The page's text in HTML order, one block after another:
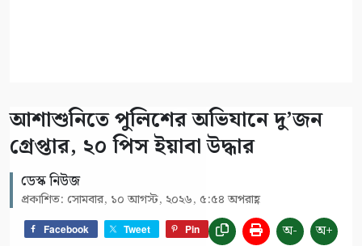
আশাশুনিতে পুলিশের অভিযানে দু’জন
গ্রেপ্তার, ২০ পিস ইয়াবা উদ্ধার
ডেস্ক নিউজ
প্রকাশিত: সোমবার, ১০ আগস্ট, ২০২৬, ৫:৫৪ অপরাহ্ণ
Facebook Tweet Pin অ- অ+